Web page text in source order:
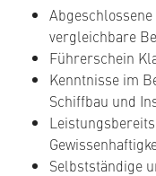
vergleichbare
Führerschein
Kenntnisse im
Schiffbau und
Selbstständige